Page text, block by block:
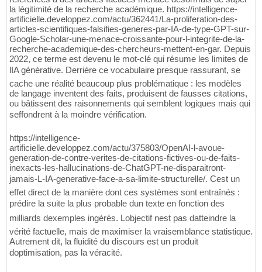
la légitimité de la recherche académique. https://intelligence-
artificielle.developpez.com/actu/362441/La-proliferation-des-
articles-scientifiques-falsifies-generes-par-IA-de-type-GPT-sur-
Google-Scholar-une-menace-croissante-pour-l-integrite-de-la-
recherche-academique-des-chercheurs-mettent-en-gar. Depuis
2022, ce terme est devenu le mot-clé qui résume les limites de
lIA générative. Derrière ce vocabulaire presque rassurant, se
cache une réalité beaucoup plus problématique : les modèles
de langage inventent des faits, produisent de fausses citations,
ou bâtissent des raisonnements qui semblent logiques mais qui
seffondrent à la moindre vérification.
https://intelligence-
artificielle.developpez.com/actu/375803/OpenAI-l-avoue-
generation-de-contre-verites-de-citations-fictives-ou-de-faits-
inexacts-les-hallucinations-de-ChatGPT-ne-disparaitront-
jamais-L-IA-generative-face-a-sa-limite-structurelle/. Cest un
effet direct de la manière dont ces systèmes sont entraînés :
prédire la suite la plus probable dun texte en fonction des
milliards dexemples ingérés. Lobjectif nest pas datteindre la
vérité factuelle, mais de maximiser la vraisemblance statistique.
Autrement dit, la fluidité du discours est un produit
doptimisation, pas la véracité.